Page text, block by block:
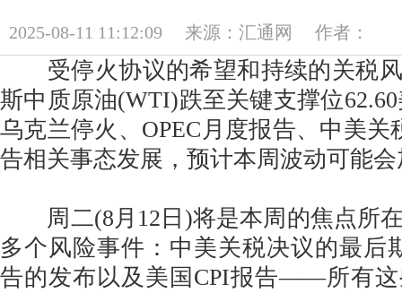
2025-08-11 11:12:09 来源：汇通网 作者：
受停火协议的希望和持续的关税风
斯中质原油(WTI)跌至关键支撑位
乌克兰停火、OPEC月度报告、中美关
告相关事态发展，预计本周波动可能
周二(8月12日)将是本周的焦点所
多个风险事件：中美关税决议的最后
告的发布以及美国CPI报告——所有